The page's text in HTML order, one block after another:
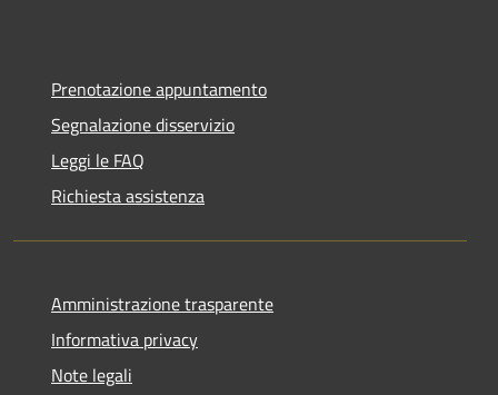
Prenotazione appuntamento
Segnalazione disservizio
Leggi le FAQ
Richiesta assistenza
Amministrazione trasparente
Informativa privacy
Note legali